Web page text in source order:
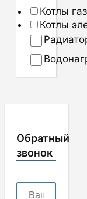
Котлы
Котлы
Обратный
звонок